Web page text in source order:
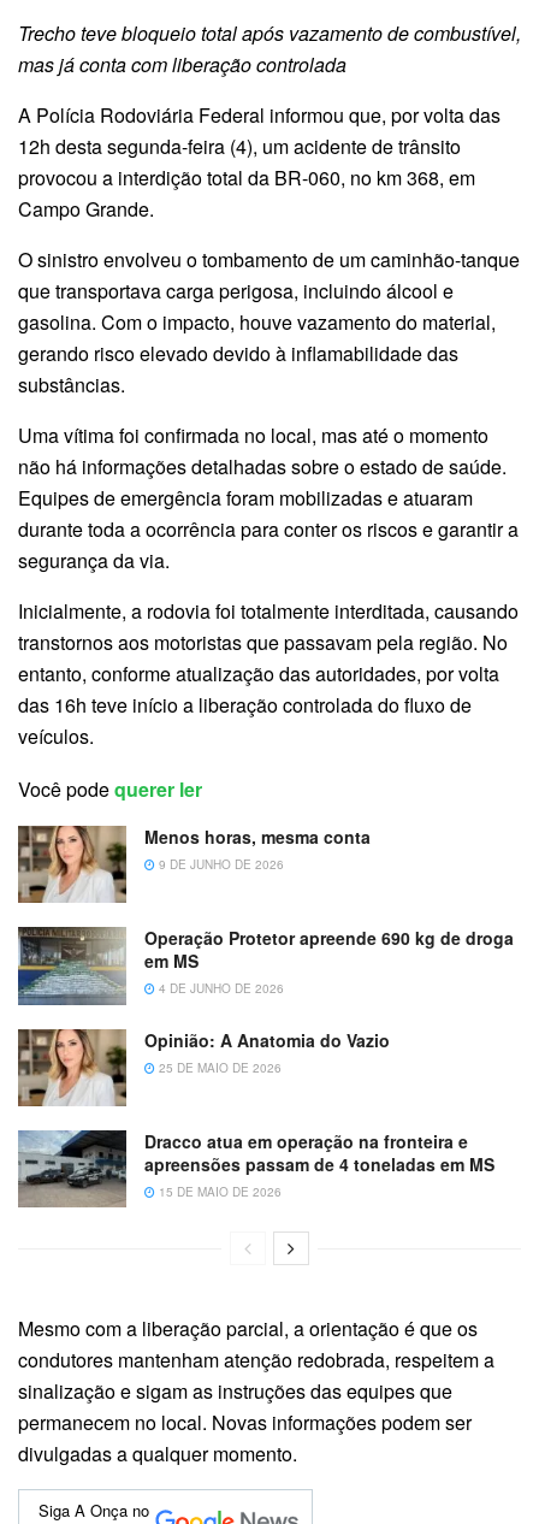
Trecho teve bloqueio total após vazamento de combustível,
mas já conta com liberação controlada
A Polícia Rodoviária Federal informou que, por volta das
12h desta segunda-feira (4), um acidente de trânsito
provocou a interdição total da BR-060, no km 368, em
Campo Grande.
O sinistro envolveu o tombamento de um caminhão-tanque
que transportava carga perigosa, incluindo álcool e
gasolina. Com o impacto, houve vazamento do material,
gerando risco elevado devido à inflamabilidade das
substâncias.
Uma vítima foi confirmada no local, mas até o momento
não há informações detalhadas sobre o estado de saúde.
Equipes de emergência foram mobilizadas e atuaram
durante toda a ocorrência para conter os riscos e garantir a
segurança da via.
Inicialmente, a rodovia foi totalmente interditada, causando
transtornos aos motoristas que passavam pela região. No
entanto, conforme atualização das autoridades, por volta
das 16h teve início a liberação controlada do fluxo de
veículos.
Você podequerer ler
Menos horas, mesma conta
9 DE JUNHO DE 2026
Operação Protetor apreende 690 kg de droga
em MS
4 DE JUNHO DE 2026
Opinião: A Anatomia do Vazio
25 DE MAIO DE 2026
Dracco atua em operação na fronteira e
apreensões passam de 4 toneladas em MS
15 DE MAIO DE 2026
Mesmo com a liberação parcial, a orientação é que os
condutores mantenham atenção redobrada, respeitem a
sinalização e sigam as instruções das equipes que
permanecem no local. Novas informações podem ser
divulgadas a qualquer momento.
Siga A Onça no